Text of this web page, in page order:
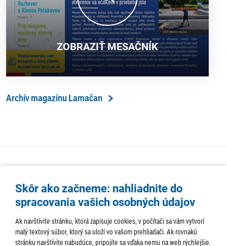
ZOBRAZIŤ MESAČNÍK
Archív magazínu Lamačan
Skôr ako začneme: nahliadnite do
spracovania vašich osobných údajov
Ak navštívite stránku, ktorá zapisuje cookies, v počítači sa vám vytvorí
malý textový súbor, ktorý sa uloží vo vašom prehliadači. Ak rovnakú
stránku navštívite nabudúce, pripojíte sa vďaka nemu na web rýchlejšie.